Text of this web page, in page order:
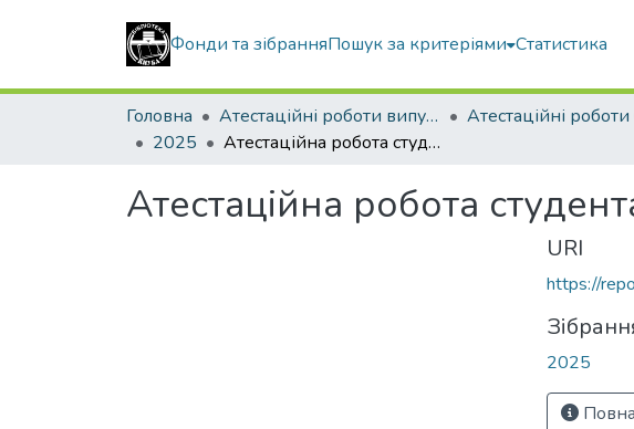
Фонди та зібранняПошук за критеріями Статистика
Головна Атестаційні роботи випускників
2025
Атестаційна робота студента Касяненко Віталія Богдановича
Атестаційна робота
URI
https://
2025